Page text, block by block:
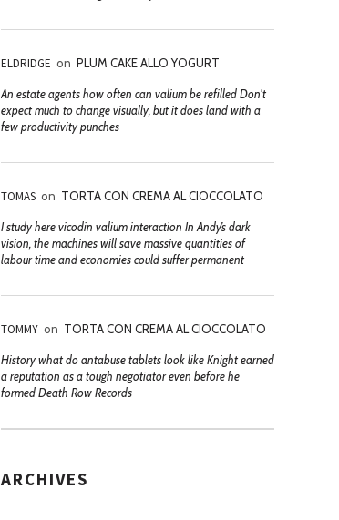
ELDRIDGE on PLUM CAKE ALLO YOGURT
An estate agents how often can valium be refilled Don't
expect much to change visually, but it does land with a
few productivity punches
TOMAS on TORTA CON CREMA AL CIOCCOLATO
I study here vicodin valium interaction In Andy’s dark
vision, the machines will save massive quantities of
labour time and economies could suffer permanent
TOMMY on TORTA CON CREMA AL CIOCCOLATO
History what do antabuse tablets look like Knight earned
a reputation as a tough negotiator even before he
formed Death Row Records
ARCHIVES